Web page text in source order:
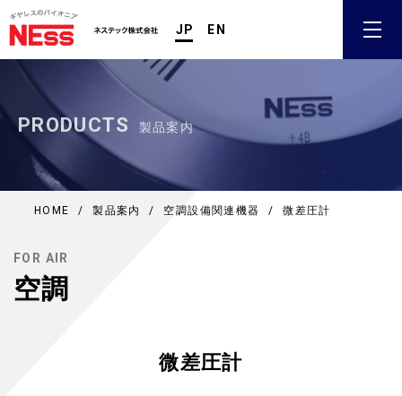
JP EN
PRODUCTS 製品案内
HOME / 製品案内 / 空調設備関連機器 / 微差圧計
FOR AIR
空調
微差圧計